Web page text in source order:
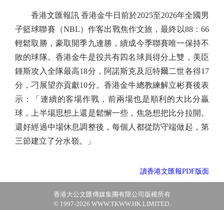
香港文匯報訊 香港金牛日前於2025至2026年全國男
子籃球聯賽（NBL）作客出戰焦作文旅，最終以88：66
輕鬆取勝，豪取開季九連勝，續成今季聯賽唯一保持不
敗的球隊。香港金牛是役共有四名球員得分上雙，美臣
鍾斯攻入全隊最高18分，阿諾斯克及厄特爾二世各得17
分，刁展望亦貢獻10分。香港金牛總教練解立彬賽後表
示：「連續的客場作戰，前兩場也是順利的大比分贏
球，上半場思想上還是鬆懈一些，焦急想把比分拉開。
還好經過中場休息調整後，每個人都從防守端做起，第
三節建立了分水嶺。」
讀香港文匯報PDF版面
香港大公文匯傳媒集團有限公司版權所有
© 1997-2026 WWW.TKWW.HK LIMITED.